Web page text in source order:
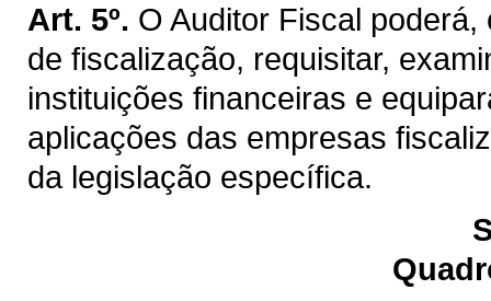
Art. 5º. O Auditor Fiscal
de fiscalização, requisitar,
instituições financeiras e
aplicações das empresas
da legislação específica.